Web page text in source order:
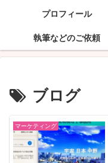
プロフィール
執筆などのご依頼
ブログ
マーケティング